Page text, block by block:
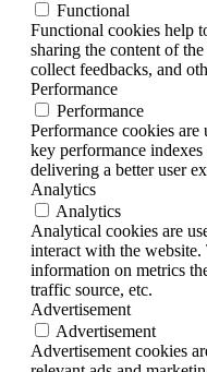
Functional
Functional cookies help
sharing the content of
collect feedbacks, and
Performance
Performance
Performance cookies are
key performance
delivering a better user
Analytics
Analytics
Analytical cookies are
interact with the
information on metrics
traffic source, etc.
Advertisement
Advertisement
Advertisement cookies